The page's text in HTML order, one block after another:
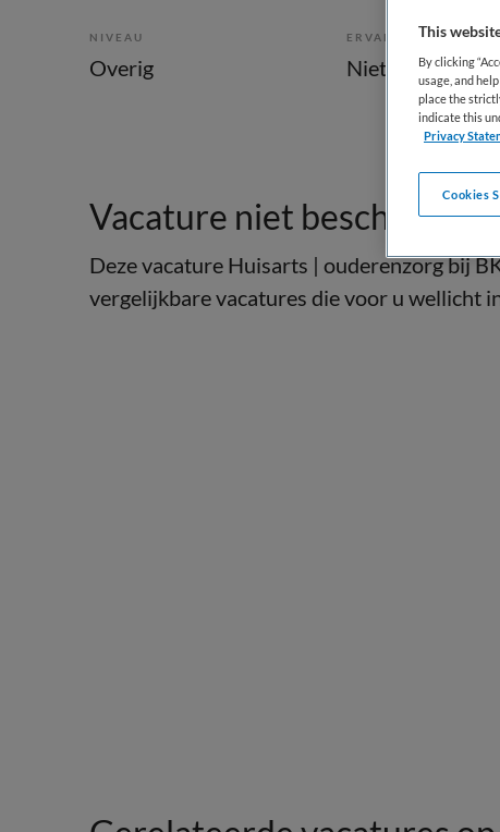
NIVEAU
Overig
ERVARING
Niet nader
Vacature niet beschikbaar
Deze vacature Huisarts | ouderenzorg bij
vergelijkbare vacatures die voor u wellicht
This
By clicking
usage, and
place the
indicate this
Privacy
Cookies